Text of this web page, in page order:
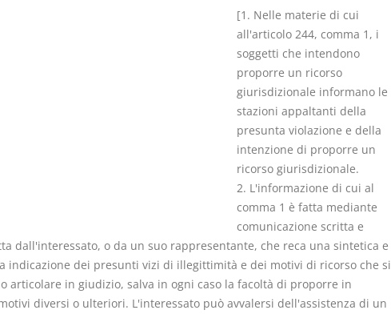
[1. Nelle materie di cui
all'articolo 244, comma 1, i
soggetti che intendono
proporre un ricorso
giurisdizionale informano le
stazioni appaltanti della
presunta violazione e della
intenzione di proporre un
ricorso giurisdizionale.
2. L'informazione di cui al
comma 1 è fatta mediante
comunicazione scritta e
dall'interessato, o da un suo rappresentante, che reca una sintetica e
indicazione dei presunti vizi di illegittimità e dei motivi di ricorso che si
articolare in giudizio, salva in ogni caso la facoltà di proporre in
diversi o ulteriori. L'interessato può avvalersi dell'assistenza di un
Usufrutto Uso e
Abitazione
D. Minussi
Versione ebook
(iva incl.)